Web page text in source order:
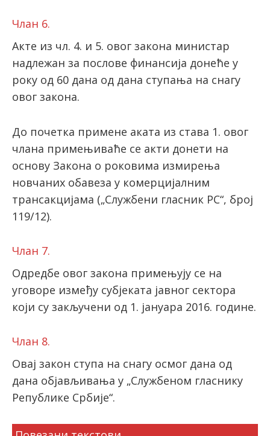
Члан 6.
Акте из чл. 4. и 5. овог закона министар
надлежан за послове финансија донеће у
року од 60 дана од дана ступања на снагу
овог закона.
До почетка примене аката из става 1. овог
члана примењиваће се акти донети на
основу Закона о роковима измирења
новчаних обавеза у комерцијалним
трансакцијама („Службени гласник РС“, број
119/12).
Члан 7.
Одредбе овог закона примењују се на
уговоре између субјеката јавног сектора
који су закључени од 1. јануара 2016. године.
Члан 8.
Овај закон ступа на снагу осмог дана од
дана објављивања у „Службеном гласнику
Републике Србије“.